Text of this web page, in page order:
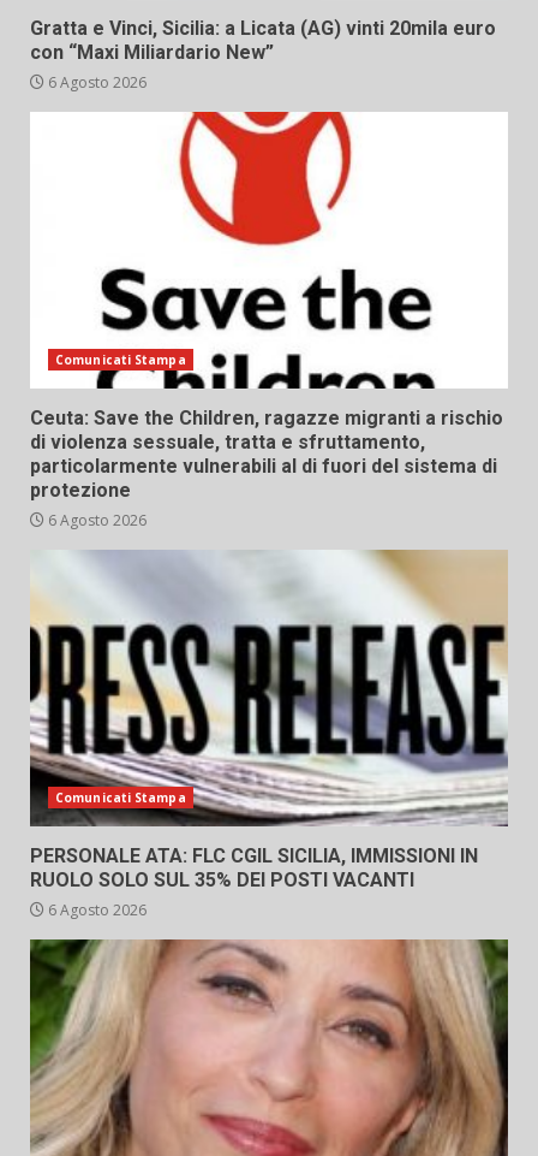
Gratta e Vinci, Sicilia: a Licata (AG) vinti 20mila euro
con “Maxi Miliardario New”
6 Agosto 2026
Comunicati Stampa
Ceuta: Save the Children, ragazze migranti a rischio
di violenza sessuale, tratta e sfruttamento,
particolarmente vulnerabili al di fuori del sistema di
protezione
6 Agosto 2026
Comunicati Stampa
PERSONALE ATA: FLC CGIL SICILIA, IMMISSIONI IN
RUOLO SOLO SUL 35% DEI POSTI VACANTI
6 Agosto 2026